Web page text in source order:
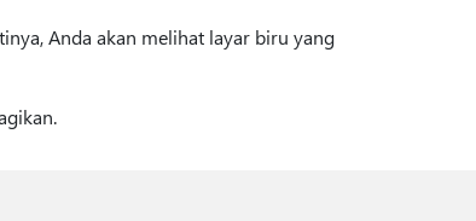
Anda akan melihat layar biru yang